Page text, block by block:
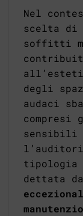
Nel
scelta
soffitti
degli
audaci
compresi
sensibili
dettata da